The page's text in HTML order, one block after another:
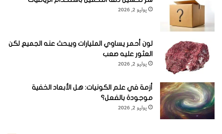
إن هذا التمرين هو مماثل لترجمة نص من لغة غامضة مثل
التاسع عشر – إلى الإنجليزية. ويضيف: “امتلاك قاموس فولابوك-
إنجليزي يجعل هذه المهمة سهلة نسبياً. ولكن إذا كان لدينا هذا
القاموس فقط، فإن الترجمة ستأخذ وقتاً طويلاً، على الرغم من أن
المعلومات موجودة هناك في مكان ما.”
أفضل من المُعدَّل Ahead of the curve
يوليو 2, 2026
لون أحمر يساوي المليارات ويبحث عنه الجميع لكن
العثور عليه صعب
يوليو 2, 2026
أزمة في علم الكونيات: هل الأبعاد الخفية
موجودة بالفعل؟
يوليو 2, 2026